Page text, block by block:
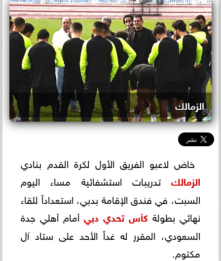
الزمالك
خاض لاعبو الفريق الأول لكرة القدم بنادي
الزمالك تدريبات استشفائية مساء اليوم
السبت، في فندق الإقامة بدبي، استعداداً للقاء
نهائي بطولة كأس تحدي دبيأمام أهلي جدة
السعودي، المقرر له غداً الأحد على ستاد آل
مكتوم.